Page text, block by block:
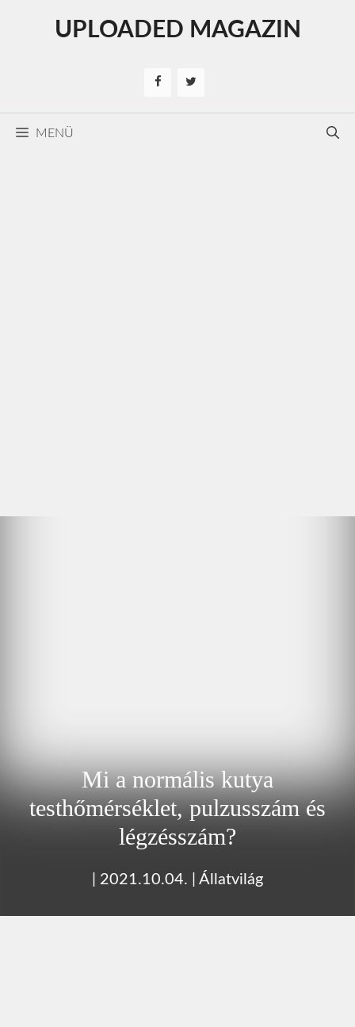
UPLOADED MAGAZIN
MENÜ
Mi a normális kutya
testhőmérséklet, pulzusszám és
légzésszám?
2021.10.04. Állatvilág